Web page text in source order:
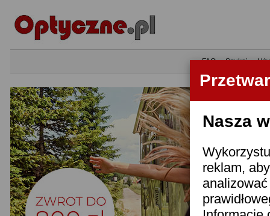
Nasza
reklam,
•FAQ•Szukaj•